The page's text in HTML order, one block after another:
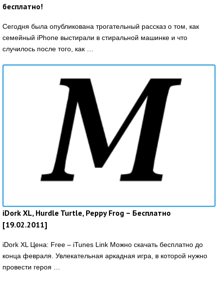
бесплатно!
Сегодня была опубликована трогательный рассказ о том, как
семейный iPhone выстирали в стиральной машинке и что
случилось после того, как …
iDork XL, Hurdle Turtle, Peppy Frog – Бесплатно
[19.02.2011]
iDork XL Цена: Free – iTunes Link Можно скачать бесплатно до
конца февраля. Увлекательная аркадная игра, в которой нужно
провести героя …